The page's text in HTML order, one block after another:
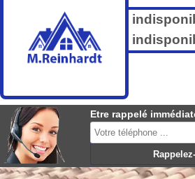
Etre rappelé